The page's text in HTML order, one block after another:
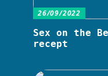
26/09/2022
Sex on the
recept